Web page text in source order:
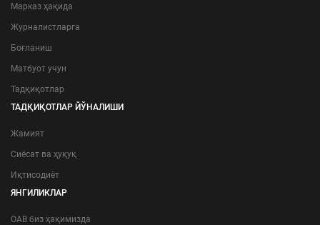
Марказ ҳақида
Журналистларга
Боғланиш
Матбуот учун
Тадқиқотлар
ТАДҚИҚОТЛАР ЙЎНАЛИШИ
Жамият
Сиёсат ва ҳуқуқ
Иқтисодиёт
ЯНГИЛИКЛАР
ОАВ биз ҳақимизда